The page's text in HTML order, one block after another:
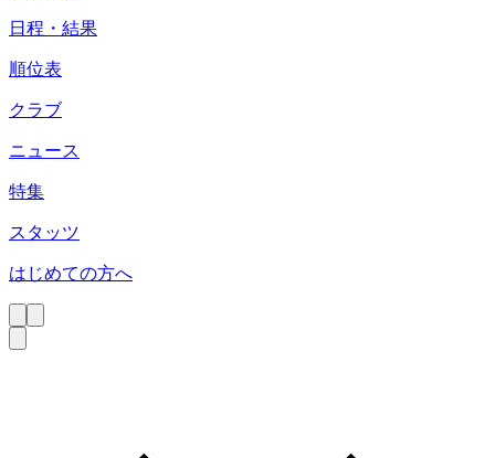
日程・結果
順位表
クラブ
ニュース
特集
スタッツ
はじめての方へ